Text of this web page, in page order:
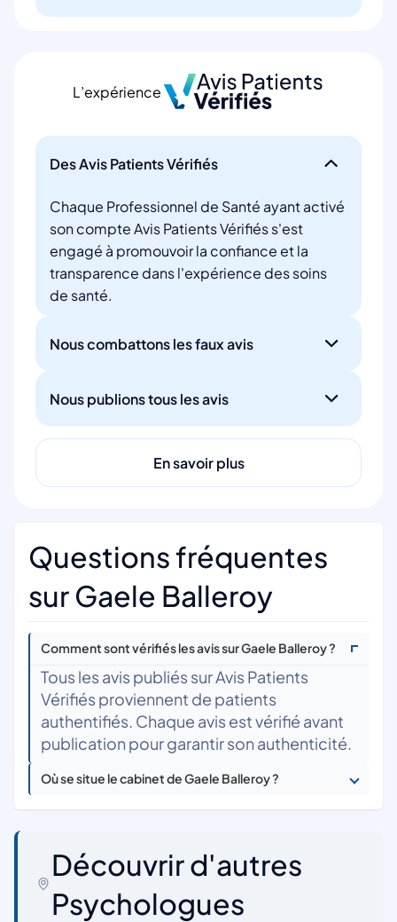
L’expérience
Des Avis Patients Vérifiés
Chaque Professionnel de Santé ayant activé
son compte Avis Patients Vérifiés s'est
engagé à promouvoir la confiance et la
transparence dans l'expérience des soins
de santé.
Nous combattons les faux avis
Nous publions tous les avis
En savoir plus
Questions fréquentes
sur Gaele Balleroy
Comment sont vérifiés les avis sur Gaele Balleroy ?
Tous les avis publiés sur Avis Patients
Vérifiés proviennent de patients
authentifiés. Chaque avis est vérifié avant
publication pour garantir son authenticité.
Où se situe le cabinet de Gaele Balleroy ?
Découvrir d'autres
Psychologues